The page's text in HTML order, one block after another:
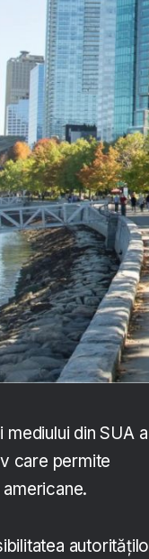
din SUA a
care permite